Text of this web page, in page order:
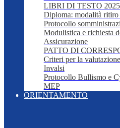
LIBRI DI TESTO
Diploma: modalità ritiro
Protocollo
Modulistica e richiesta
Assicurazione
PATTO DI
Criteri per la
Invalsi
Protocollo Bullismo e
MEP
ORIENTAMENTO